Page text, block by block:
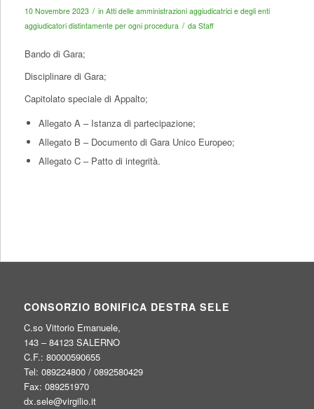
10 Novembre 2023 / in Atti delle amministrazioni aggiudicatrici e degli enti
aggiudicatori distintamente per ogni procedura / da Staff
Bando di Gara;
Disciplinare di Gara;
Capitolato speciale di Appalto;
Allegato A – Istanza di partecipazione;
Allegato B – Documento di Gara Unico Europeo;
Allegato C – Patto di integrità.
CONSORZIO BONIFICA DESTRA SELE
C.so Vittorio Emanuele,
143 – 84123 SALERNO
C.F.: 80000590655
Tel: 089224800 / 0892580429
Fax: 089251970
dx.sele@virgilio.it